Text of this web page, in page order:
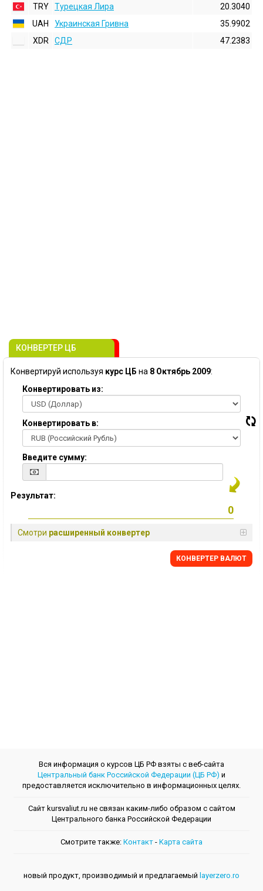
TRY
Турецкая Лира
20.3040
UAH
Украинская Гривна
35.9902
XDR
СДР 47.2383
КОНВЕРТЕР ЦБ
Конвертируй используя курс ЦБ на 8 Октябрь 2009:
Конвертировать из:
Конвертировать в:
Введите сумму:
Результат:
Смотри расширенный конвертер
КОНВЕРТЕР ВАЛЮТ
Вся информация о курсов ЦБ РФ взяты с веб-сайта
Центральный банк Российской Федерации (ЦБ РФ) и
предоставляется исключительно в информационных целях.
Сайт kursvaliut.ru не связан каким-либо образом с сайтом
Центрального банкa Российской Федерации
Смотрите также: Контакт - Kарта сайта
новый продукт, производимый и предлагаемый layerzero.ro